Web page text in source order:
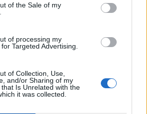
of the Sale of my
of processing my
Targeted Advertising.
of Collection, Use,
and/or Sharing of my
Is Unrelated with the
it was collected.
problemene som